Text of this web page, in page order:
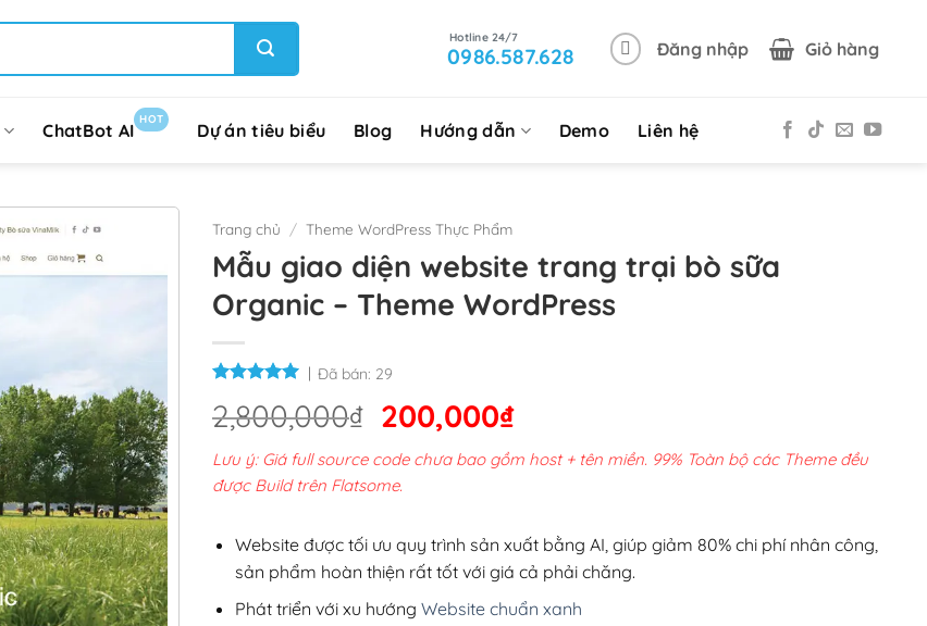
0986.587.628 Đăng nhập Giỏ hàng
ChatBot AI
HOT
Dự án tiêu biểu Blog Hướng dẫn Demo Liên hệ
Trang chủ / Theme WordPress Thực Phẩm
Mẫu giao diện website trang trại bò sữa
Organic – Theme WordPress
Đã bán: 29
2,800,000₫ Giá
gốc
là:
200,000₫Giá
hiện
tại
200,000₫.
Lưu ý: Giá full source code chưa bao gồm host + tên miền. 99% Toàn bộ các Theme đều
được Build trên Flatsome.
Website được tối ưu quy trình sản xuất bằng AI, giúp giảm 80% chi phí nhân công,
sản phẩm hoàn thiện rất tốt với giá cả phải chăng.
Phát triển với xu hướng Website chuẩn xanh